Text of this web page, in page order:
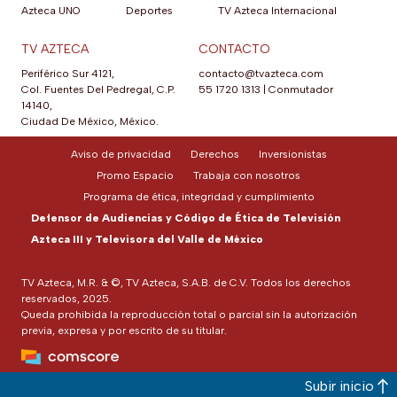
Azteca UNO
Deportes
TV Azteca Internacional
TV AZTECA
Periférico Sur 4121,
Col. Fuentes Del Pedregal, C.P.
14140,
Ciudad De México, México.
CONTACTO
contacto@tvazteca.com
55 1720 1313
Conmutador
TV Azteca, M.R. & ©, TV Azteca, S.A.B. de C.V. Todos los derechos
reservados, 2025.
Queda prohibida la reproducción total o parcial sin la autorización
previa, expresa y por escrito de su titular.
Aviso de privacidad Derechos
Inversionistas
Promo Espacio
Trabaja con nosotros
Programa de ética, integridad y cumplimiento
Defensor de Audiencias y Código de Ética de Televisión
Azteca III y Televisora del Valle de México
Subir inicio